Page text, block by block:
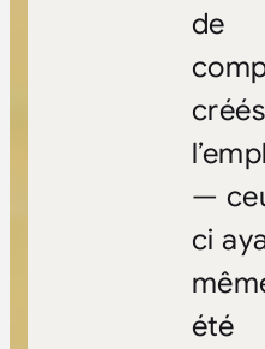
de
—
ci
été